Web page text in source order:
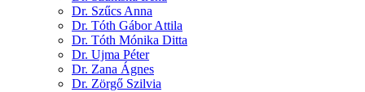
Dr. Szűcs Anna
Dr. Tóth Gábor Attila
Dr. Tóth Mónika Ditta
Dr. Ujma Péter
Dr. Zana Ágnes
Dr. Zörgő Szilvia